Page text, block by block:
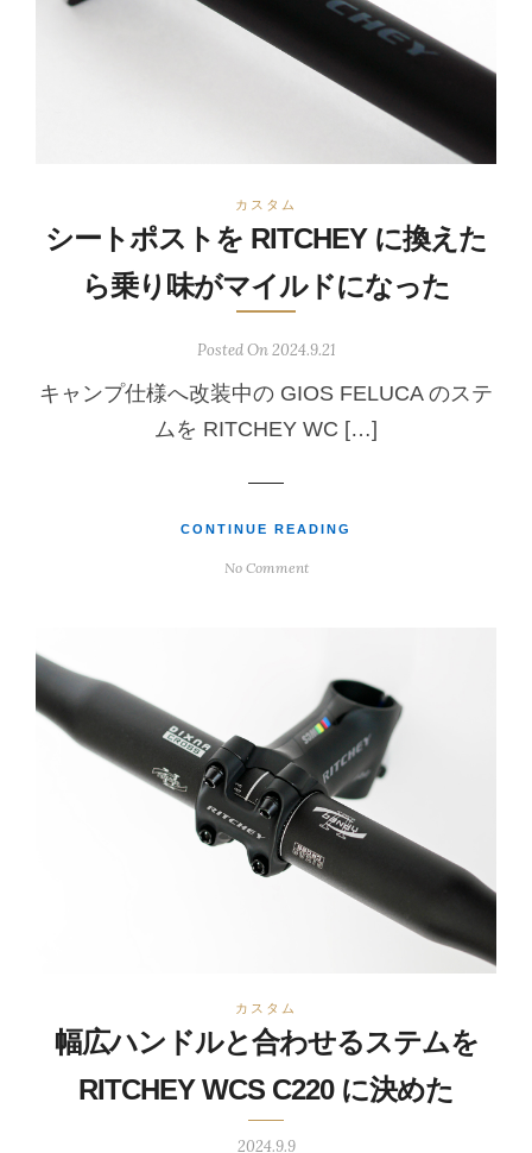
カスタム
シートポストを RITCHEY に換えた
ら乗り味がマイルドになった
Posted On 2024.9.21
キャンプ仕様へ改装中の GIOS FELUCA のステ
ムを RITCHEY WC […]
CONTINUE READING
No Comment
カスタム
幅広ハンドルと合わせるステムを
RITCHEY WCS C220 に決めた
2024.9.9